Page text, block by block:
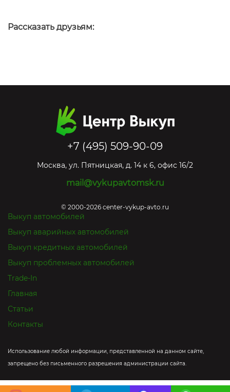
Рассказать друзьям:
+7 (495) 509-90-09
Москва, ул. Пятницкая, д. 14 к 6, офис 16/2
mail@vykupavtomsk.ru
© 2000-2026 center-vykup-avto.ru
Выкуп автомобилей
Выкуп аварийных автомобилей
Выкуп кредитных автомобилей
Выкуп проблемных автомобилей
Trade-In
Главная
Статьи
Контакты
Использование любой информации, представленной на данном сайте,
запрещено без письменного разрешения администрации сайта.